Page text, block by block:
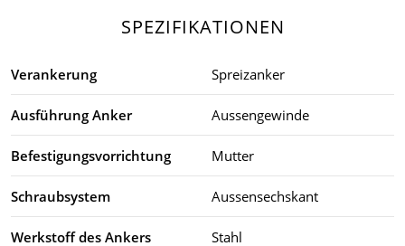
SPEZIFIKATIONEN
Verankerung Spreizanker
Ausführung Anker Aussengewinde
Befestigungsvorrichtung Mutter
Schraubsystem Aussensechskant
Werkstoff des Ankers Stahl